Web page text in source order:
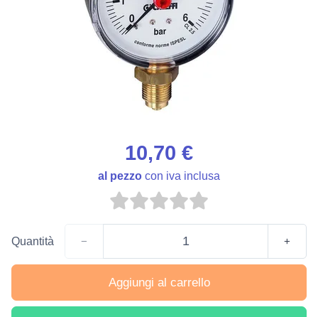
10,70 €
al pezzo con iva inclusa
Quantità − +
Aggiungi al carrello